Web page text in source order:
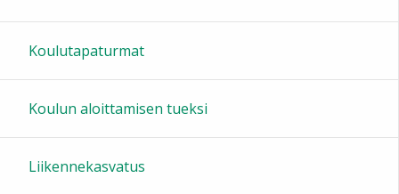
20:00
21:00
Koulutapaturmat
Koulun aloittamisen tueksi
Liikennekasvatus